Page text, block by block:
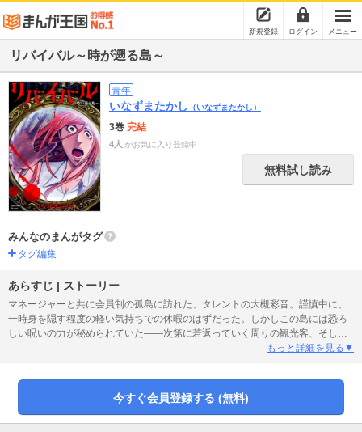
新規登録 ログイン メニュー
リバイバル～時が遡る島～
青年
いなずまたかし （いなずまたかし）
3巻 完結
4人 がお気に入り登録中
無料試し読み
みんなのまんがタグ
タグ編集
あらすじ | ストーリー
マネージャーと共に会員制の孤島に訪れた、タレントの大槻彩音。謹慎中に、
一時身を隠す程度の軽い気持ちでの休暇のはずだった。しかしこの島には恐ろ
しい呪いの力が秘められていた――次第に若返っていく周りの観光客、そして
自分自身も若返り...。脱出不可能な孤島で、生きとし生けるものすべてに驚異
もっと詳細を見る▼
今すぐ会員登録する (無料)